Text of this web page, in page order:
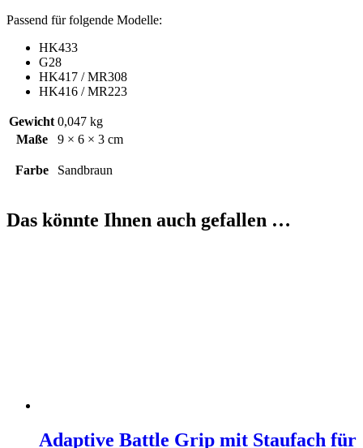
Passend für folgende Modelle:
HK433
G28
HK417 / MR308
HK416 / MR223
Gewicht 0,047 kg
Maße
9 × 6 × 3 cm
Farbe Sandbraun
Das könnte Ihnen auch gefallen …
Adaptive Battle Grip mit Staufach für